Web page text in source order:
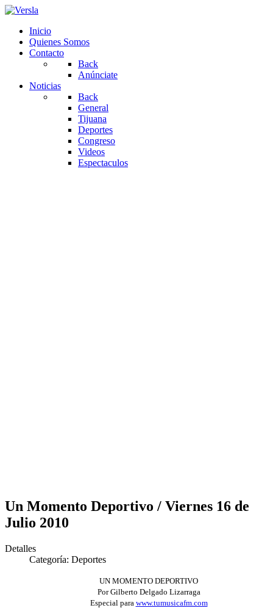
Inicio
Quienes Somos
Contacto
Back
Anúnciate
Noticias
Back
General
Tijuana
Deportes
Congreso
Videos
Espectaculos
Un Momento Deportivo / Viernes 16 de
Julio 2010
Detalles
Categoría: Deportes
UN MOMENTO DEPORTIVO
Por Gilberto Delgado Lizarraga
Especial para www.tumusicafm.com